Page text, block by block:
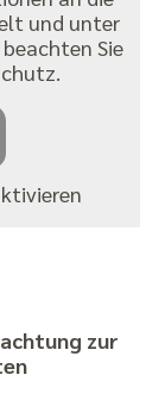
und unter
Sie
zur